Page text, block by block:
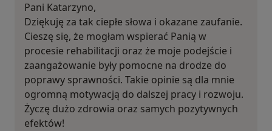
Pani Katarzyno,
Dziękuję za tak ciepłe słowa i okazane zaufanie.
Cieszę się, że mogłam wspierać Panią w
procesie rehabilitacji oraz że moje podejście i
zaangażowanie były pomocne na drodze do
poprawy sprawności. Takie opinie są dla mnie
ogromną motywacją do dalszej pracy i rozwoju.
Życzę dużo zdrowia oraz samych pozytywnych
efektów!